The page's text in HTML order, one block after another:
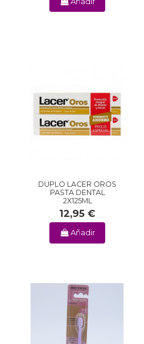
DUPLO LACER OROS
PASTA DENTAL
2X125ML
12,95 €
Añadir